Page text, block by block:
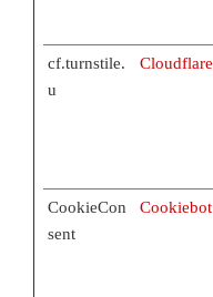
cf.turnstile.
u
Cloudflare
CookieCon
sent
Cookiebot